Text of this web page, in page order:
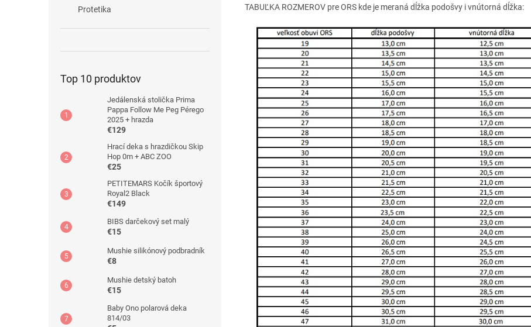
Protetika
Top 10 produktov
Jedálenská stolička Prima
Pappa Follow Me Peg Pérego
2025 + hrazda
€129
Hrací deka s hrazdičkou Skip
Hop 0m + ABC ZOO
€25
PETITEMARS Kočík športový
Royal2 Black
€149
BIBS darčekový set malý
€15
Mushie silikónový podbradník
€8
Mushie detský batoh
€15
Baby Ono polarová deka
814/03
TABUĽKA ROZMEROV pre ORS kde je meraná dĺžka podošvy i vnútorná dĺžka: